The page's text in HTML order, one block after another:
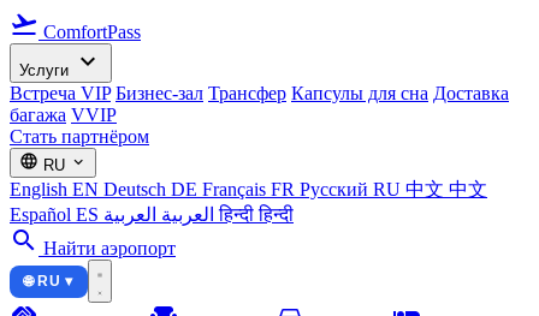
flight_takeoff ComfortPass
Услуги expand_more
Встреча VIP Бизнес-зал Трансфер Капсулы для сна Доставка
багажа VVIP
Стать партнёром
language RU expand_more
English EN Deutsch DE Français FR Русский RU 中文 中文
Español ES العربية العربية हिन्दीहिन्दी
search Найти аэропорт
🌐 RU ▾